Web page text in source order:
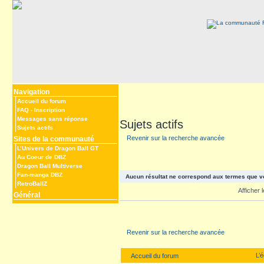
Navigation
Accueil du forum
FAQ - Inscription
Messages sans réponse
Sujets actifs
Sites de la communauté
L’Univers de Dragon Ball GT
Au Coeur de DBZ
Dragon Ball Multiverse
Fan-manga DBZ
RetroBallZ
Général
Sujets actifs
Revenir sur la recherche avancée
Aucun résultat ne correspond aux termes que
Afficher
Revenir sur la recherche avancée
Accueil du forum